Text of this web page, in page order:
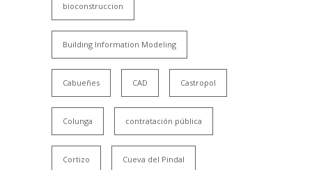
bioconstruccion
Building Information Modeling
Cabueñes CAD Castropol
Colunga contratación pública
Cortizo Cueva del Pindal